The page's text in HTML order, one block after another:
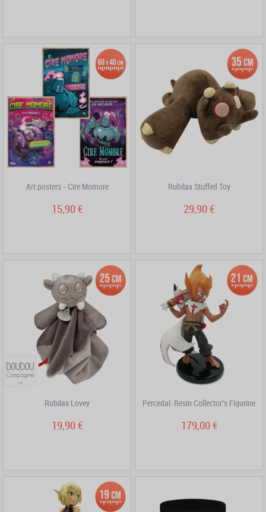
Art posters - Cire Momore
15,90 €
Rubilax Stuffed Toy
29,90 €
Rubilax Lovey
19,90 €
Percedal: Resin Collector’s Figurine
179,00 €